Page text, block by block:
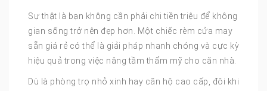
Sự thật là bạn không cần phải chi tiền triệu để không
gian sống trở nên đẹp hơn. Một chiếc rèm cửa may
sẵn giá rẻ có thể là giải pháp nhanh chóng và cực kỳ
hiệu quả trong việc nâng tầm thẩm mỹ cho căn nhà.
Dù là phòng trọ nhỏ xinh hay căn hộ cao cấp, đôi khi